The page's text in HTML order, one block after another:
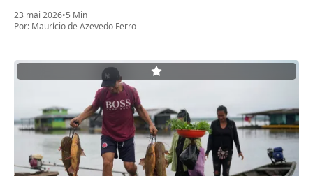
23 mai 2026•5 Min
Por: Maurício de Azevedo Ferro